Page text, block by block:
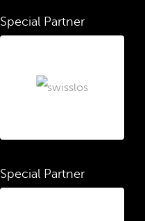
Special Partner
Special Partner